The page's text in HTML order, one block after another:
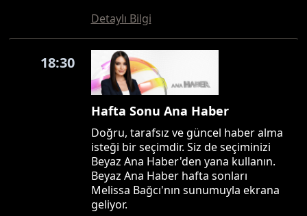
Detaylı Bilgi
18:30
Hafta Sonu Ana Haber
Doğru, tarafsız ve güncel haber alma
isteği bir seçimdir. Siz de seçiminizi
Beyaz Ana Haber'den yana kullanın.
Beyaz Ana Haber hafta sonları
Melissa Bağcı'nın sunumuyla ekrana
geliyor.